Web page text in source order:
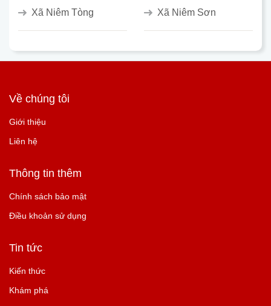
Xã Niêm Tòng Xã Niêm Sơn
Về chúng tôi
Giới thiệu
Liên hệ
Thông tin thêm
Chính sách bảo mật
Điều khoản sử dụng
Tin tức
Kiến thức
Khám phá